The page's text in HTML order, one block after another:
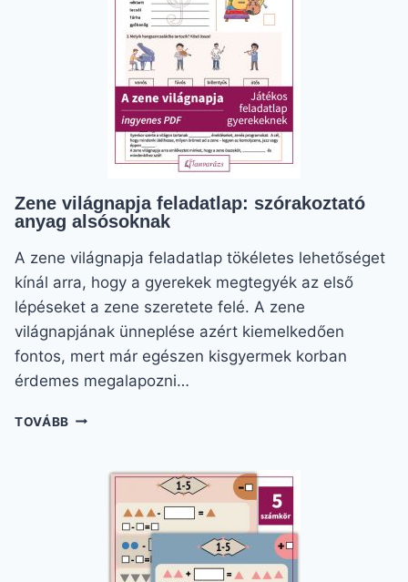
HELYESÍRÁS
GYAKORLÁSÁHOZ
Zene világnapja feladatlap: szórakoztató
anyag alsósoknak
A zene világnapja feladatlap tökéletes lehetőséget
kínál arra, hogy a gyerekek megtegyék az első
lépéseket a zene szeretete felé. A zene
világnapjának ünneplése azért kiemelkedően
fontos, mert már egészen kisgyermek korban
érdemes megalapozni…
TOVÁBB ZENE
SZÓRAKOZTATÓ
ALSÓSOKNAK